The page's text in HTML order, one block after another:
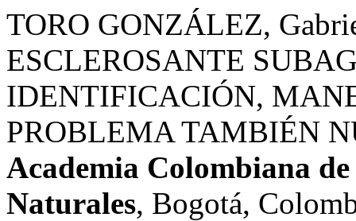
TORO GONZÁLEZ,
ESCLEROSANTE
IDENTIFICACIÓN,
PROBLEMA TAMBIÉN
Academia Colombiana
Naturales, Bogotá,